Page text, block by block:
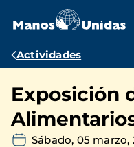
contenido
Ruta
navegación
Actividades
Exposición
Sábado, 05 marzo,